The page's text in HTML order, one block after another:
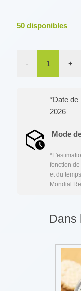
50 disponibles
- 1 +
*Date de
2026
Mode
fonction
et du
Mondial
Dans